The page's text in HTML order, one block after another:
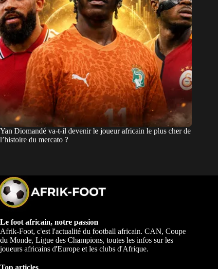
Yan Diomandé va-t-il devenir le joueur africain le plus cher de
l’histoire du mercato ?
Le foot africain, notre passion
Afrik-Foot, c'est l'actualité du football africain. CAN, Coupe
du Monde, Ligue des Champions, toutes les infos sur les
joueurs africains d'Europe et les clubs d'Afrique.